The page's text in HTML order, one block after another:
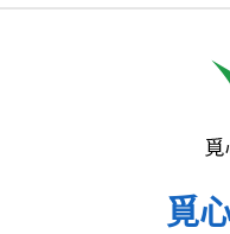
Skip
覓